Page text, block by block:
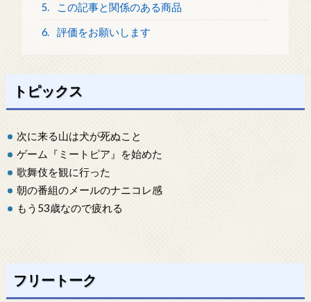
5. この記事と関係のある商品
6. 評価をお願いします
トピックス
次に来る山は犬が死ぬこと
ゲーム『ミートピア』を始めた
歌舞伎を観に行った
朝の番組のメールのナニコレ感
もう53歳なので疲れる
フリートーク